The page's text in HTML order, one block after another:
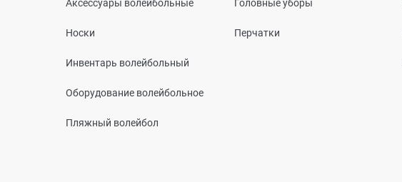
Аксессуары волейбольные
Носки
Инвентарь волейбольный
Оборудование волейбольное
Пляжный волейбол
Головные уборы
Перчатки